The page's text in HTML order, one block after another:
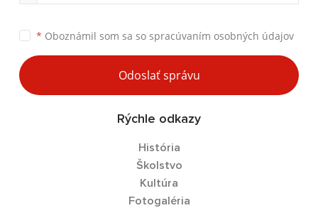
* Oboznámil som sa so spracúvaním osobných údajov
Odoslať správu
Rýchle odkazy
História
Školstvo
Kultúra
Fotogaléria